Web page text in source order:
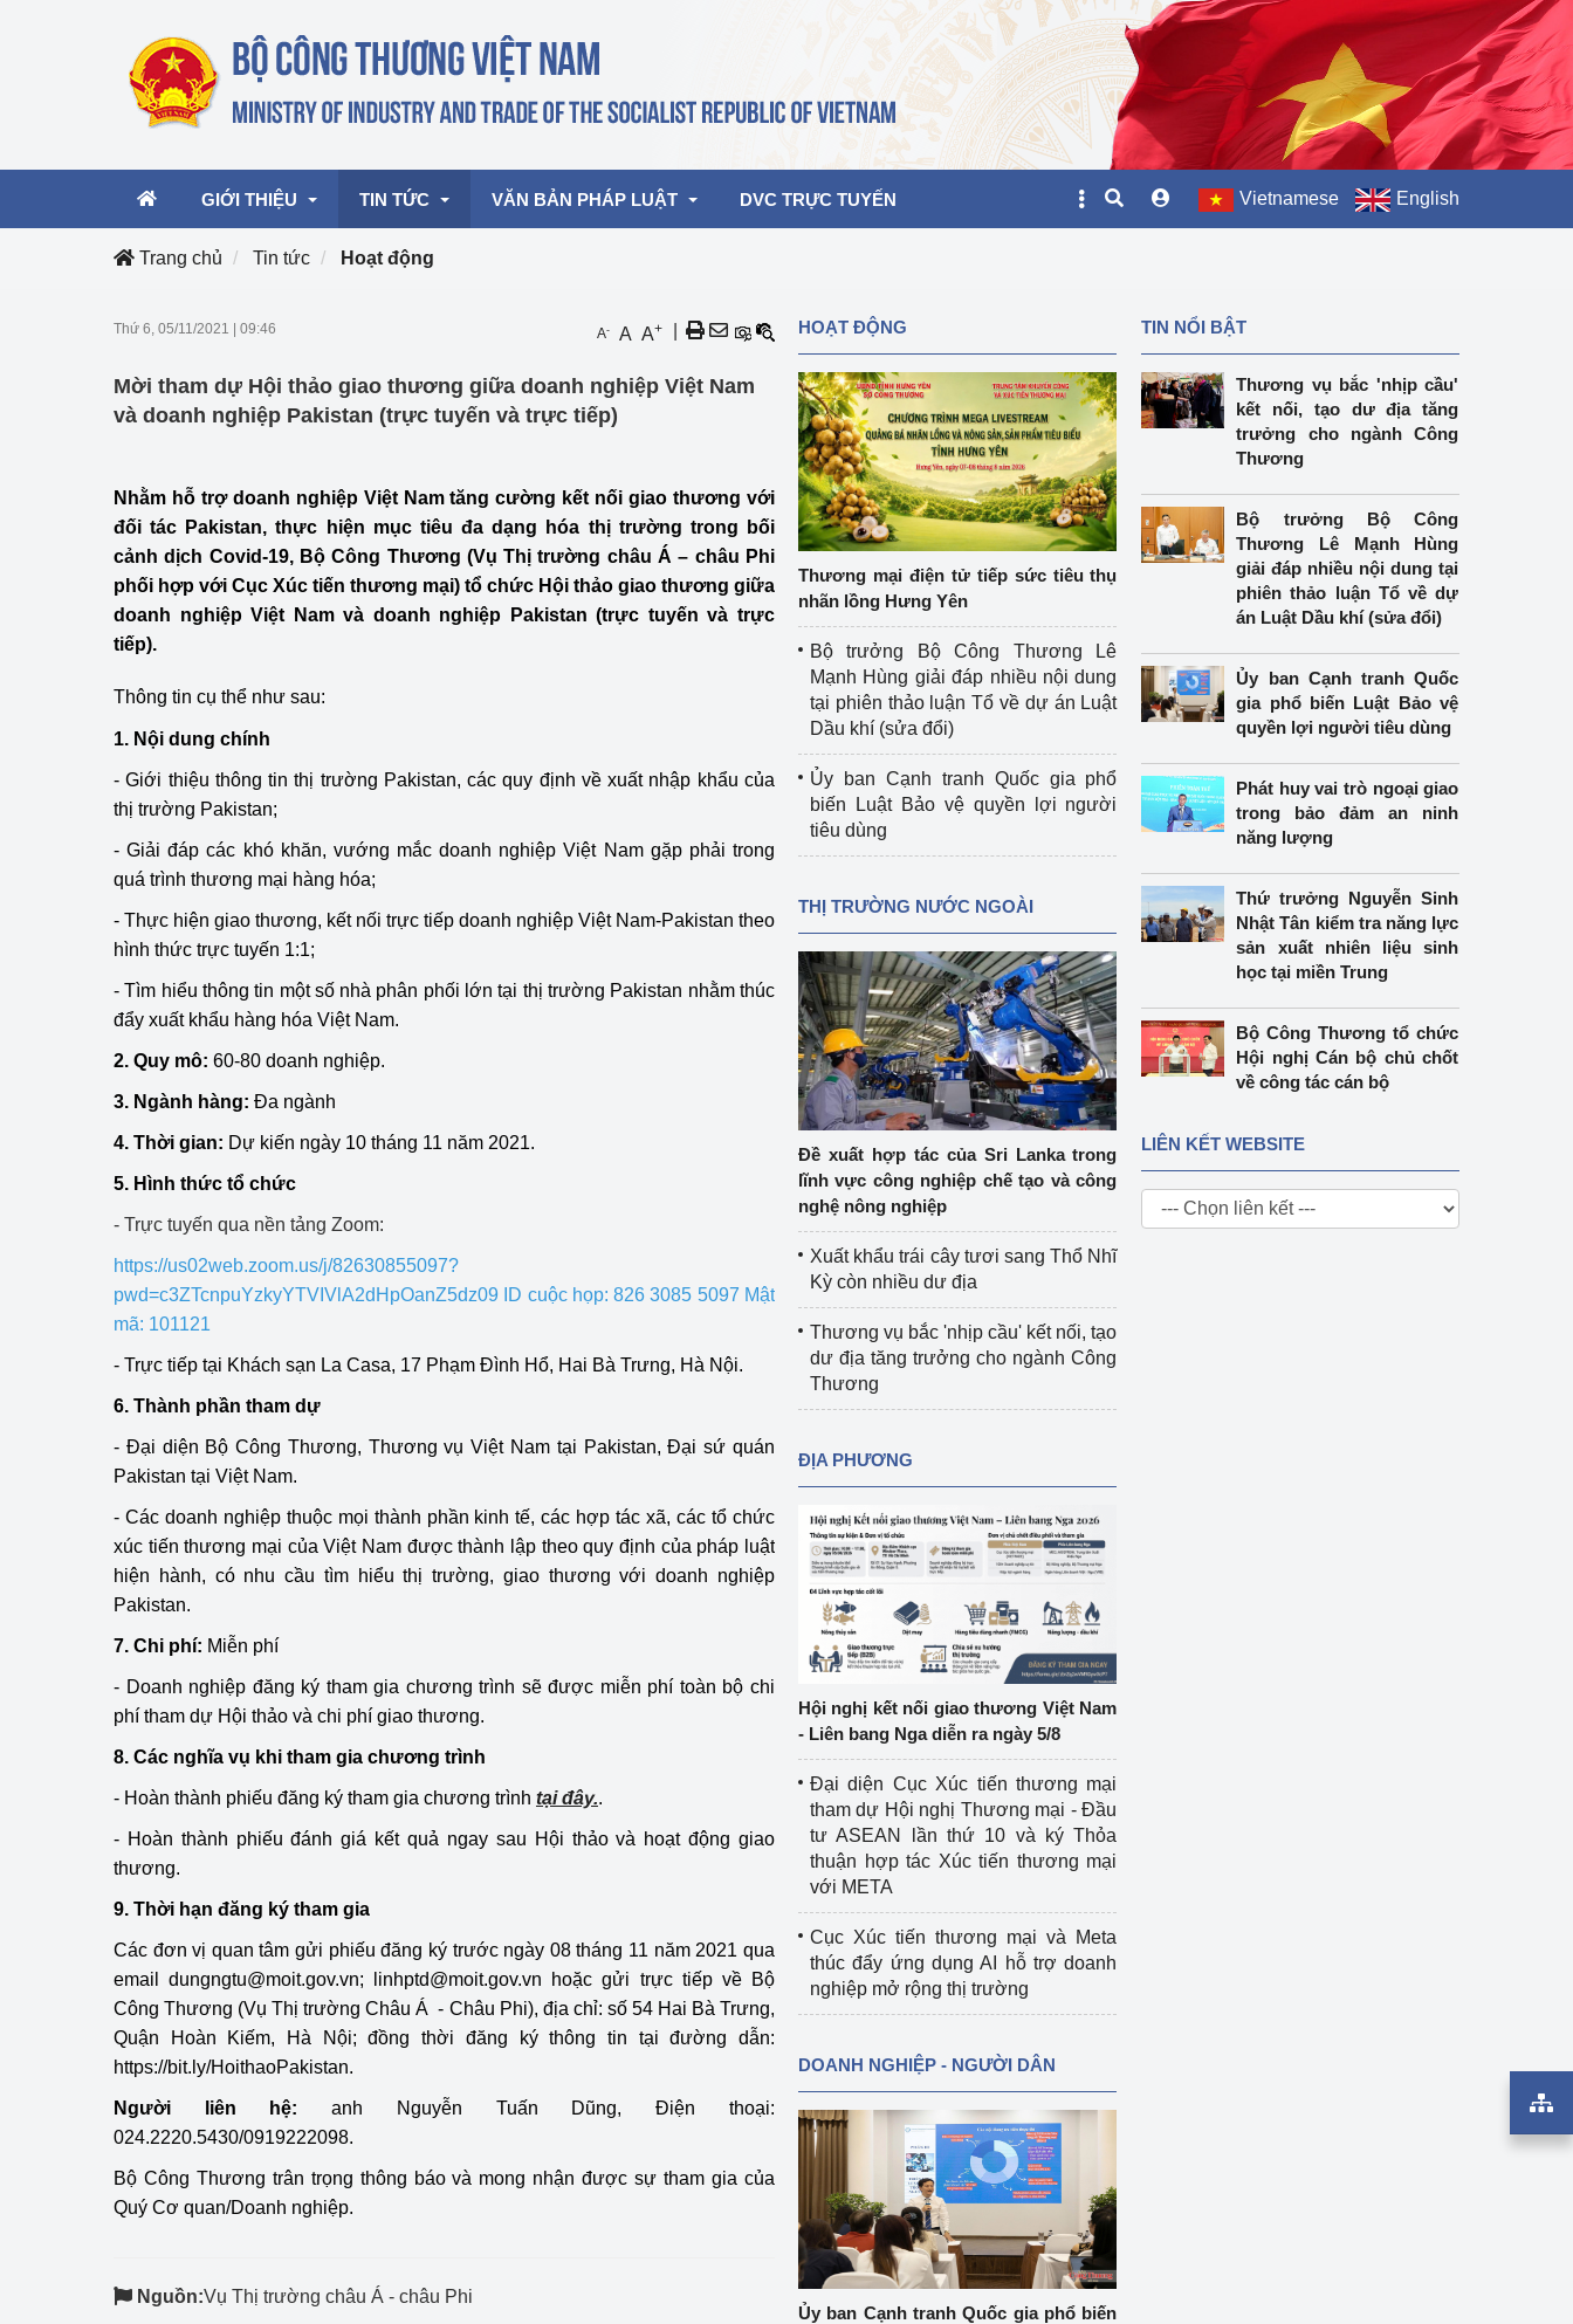
GIỚI THIỆU
Cơ cấu tổ chức
TIN TỨC
Hoạt động của Lãnh đạo Bộ
mại, Dịch vụ Việt Nam 2026
Hoạt động của Bộ trưởng
Công Thương - Công luận
Họp báo
Thông cáo báo chí
Chuyển đổi số
Phát triển bền vững
Tổ chức kiểm định
Tổ chức kiểm định kỹ thuật an toàn lao
động thuộc thẩm quyền quản lý của
động kiểm định thiết bị, dụng cụ điện
làm việc ở môi trường không có nguy
Cơ sở sản xuất, sửa chữa chai chứa
Tổ chức huấn luyện, bồi dưỡng
nghiệp vụ kiểm định kỹ thuật an toàn
Văn hóa ngành Công Thương
Quản lý thị trường
hiệu quả
tạo
Album ảnh bảo vệ môi trường
Bảo vệ nền tảng tư tưởng của Đảng
Khu vực miền Trung
Thị trường nước ngoàiHiệp định EVFTA
Thị trường châu Âu – châu Mỹ
Ngành Công Thương đưa nghị quyết
Đại hội XIV của Đảng vào cuộc sống
VĂN BẢN PHÁP LUẬT
Văn bản hợp nhất
DVC TRỰC TUYẾN Vietnamese English
Trang chủ Tin tức Hoạt động
Thứ 6, 05/11/2021 09:46 A- A A+
Mời tham dự Hội thảo giao thương giữa doanh nghiệp Việt Nam
và doanh nghiệp Pakistan (trực tuyến và trực tiếp)
Nhằm hỗ trợ doanh nghiệp Việt Nam tăng cường kết nối giao thương với
đối tác Pakistan, thực hiện mục tiêu đa dạng hóa thị trường trong bối
cảnh dịch Covid-19, Bộ Công Thương (Vụ Thị trường châu Á – châu Phi
phối hợp với Cục Xúc tiến thương mại) tổ chức Hội thảo giao thương giữa
doanh nghiệp Việt Nam và doanh nghiệp Pakistan (trực tuyến và trực
tiếp).
Thông tin cụ thể như sau:
1. Nội dung chính
- Giới thiệu thông tin thị trường Pakistan, các quy định về xuất nhập khẩu của
thị trường Pakistan;
- Giải đáp các khó khăn, vướng mắc doanh nghiệp Việt Nam gặp phải trong
quá trình thương mại hàng hóa;
- Thực hiện giao thương, kết nối trực tiếp doanh nghiệp Việt Nam-Pakistan theo
hình thức trực tuyến 1:1;
- Tìm hiểu thông tin một số nhà phân phối lớn tại thị trường Pakistan nhằm thúc
đẩy xuất khẩu hàng hóa Việt Nam.
2. Quy mô: 60-80 doanh nghiệp.
3. Ngành hàng: Đa ngành
4. Thời gian: Dự kiến ngày 10 tháng 11 năm 2021.
5. Hình thức tổ chức
- Trực tuyến qua nền tảng Zoom:
https://us02web.zoom.us/j/82630855097?
pwd=c3ZTcnpuYzkyYTVIVlA2dHpOanZ5dz09 ID cuộc họp: 826 3085 5097 Mật
mã: 101121
- Trực tiếp tại Khách sạn La Casa, 17 Phạm Đình Hổ, Hai Bà Trưng, Hà Nội.
6. Thành phần tham dự
- Đại diện Bộ Công Thương, Thương vụ Việt Nam tại Pakistan, Đại sứ quán
Pakistan tại Việt Nam.
- Các doanh nghiệp thuộc mọi thành phần kinh tế, các hợp tác xã, các tổ chức
xúc tiến thương mại của Việt Nam được thành lập theo quy định của pháp luật
hiện hành, có nhu cầu tìm hiểu thị trường, giao thương với doanh nghiệp
Pakistan.
7. Chi phí: Miễn phí
- Doanh nghiệp đăng ký tham gia chương trình sẽ được miễn phí toàn bộ chi
phí tham dự Hội thảo và chi phí giao thương.
8. Các nghĩa vụ khi tham gia chương trình
- Hoàn thành phiếu đăng ký tham gia chương trình tại đây..
- Hoàn thành phiếu đánh giá kết quả ngay sau Hội thảo và hoạt động giao
thương.
9. Thời hạn đăng ký tham gia
Các đơn vị quan tâm gửi phiếu đăng ký trước ngày 08 tháng 11 năm 2021 qua
email dungngtu@moit.gov.vn; linhptd@moit.gov.vn hoặc gửi trực tiếp về Bộ
Công Thương (Vụ Thị trường Châu Á - Châu Phi), địa chỉ: số 54 Hai Bà Trưng,
Quận Hoàn Kiếm, Hà Nội; đồng thời đăng ký thông tin tại đường dẫn:
https://bit.ly/HoithaoPakistan.
Người liên hệ: anh Nguyễn Tuấn Dũng, Điện thoại:
024.2220.5430/0919222098.
Bộ Công Thương trân trọng thông báo và mong nhận được sự tham gia của
Quý Cơ quan/Doanh nghiệp.
Nguồn:Vụ Thị trường châu Á - châu Phi
HOẠT ĐỘNG
Thương mại điện tử tiếp sức tiêu thụ
nhãn lồng Hưng Yên
Bộ trưởng Bộ Công Thương Lê
Mạnh Hùng giải đáp nhiều nội dung
tại phiên thảo luận Tổ về dự án Luật
Dầu khí (sửa đổi)
Ủy ban Cạnh tranh Quốc gia phổ
biến Luật Bảo vệ quyền lợi người
tiêu dùng
THỊ TRƯỜNG NƯỚC NGOÀI
Đề xuất hợp tác của Sri Lanka trong
lĩnh vực công nghiệp chế tạo và công
nghệ nông nghiệp
Xuất khẩu trái cây tươi sang Thổ Nhĩ
Kỳ còn nhiều dư địa
Thương vụ bắc 'nhịp cầu' kết nối, tạo
dư địa tăng trưởng cho ngành Công
Thương
ĐỊA PHƯƠNG
Hội nghị kết nối giao thương Việt Nam
- Liên bang Nga diễn ra ngày 5/8
Đại diện Cục Xúc tiến thương mại
tham dự Hội nghị Thương mại - Đầu
tư ASEAN lần thứ 10 và ký Thỏa
thuận hợp tác Xúc tiến thương mại
với META
Cục Xúc tiến thương mại và Meta
thúc đẩy ứng dụng AI hỗ trợ doanh
nghiệp mở rộng thị trường
DOANH NGHIỆP - NGƯỜI DÂN
Ủy ban Cạnh tranh Quốc gia phổ biến
TIN NỔI BẬT
Thương vụ bắc 'nhịp cầu'
kết nối, tạo dư địa tăng
trưởng cho ngành Công
Thương
Bộ trưởng Bộ Công
Thương Lê Mạnh Hùng
giải đáp nhiều nội dung tại
phiên thảo luận Tổ về dự
án Luật Dầu khí (sửa đổi)
Ủy ban Cạnh tranh Quốc
gia phổ biến Luật Bảo vệ
quyền lợi người tiêu dùng
Phát huy vai trò ngoại giao
trong bảo đảm an ninh
năng lượng
Thứ trưởng Nguyễn Sinh
Nhật Tân kiểm tra năng lực
sản xuất nhiên liệu sinh
học tại miền Trung
Bộ Công Thương tổ chức
Hội nghị Cán bộ chủ chốt
về công tác cán bộ
LIÊN KẾT WEBSITE